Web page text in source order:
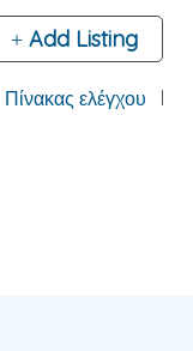
Add Listing
Πίνακας ελέγχου